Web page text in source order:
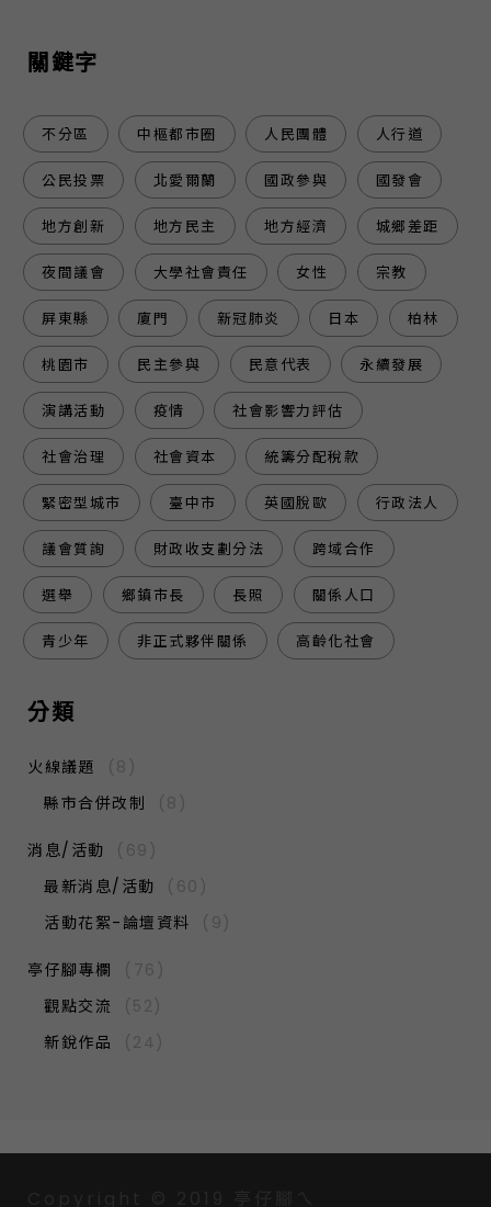
關鍵字
不分區 中樞都市圈 人民團體 人行道
公民投票 北愛爾蘭 國政參與 國發會
地方創新 地方民主 地方經濟 城鄉差距
夜間議會 大學社會責任 女性 宗教
屏東縣 廈門 新冠肺炎 日本 柏林
桃園市 民主參與 民意代表 永續發展
演講活動 疫情 社會影響力評估
社會治理 社會資本 統籌分配稅款
緊密型城市 臺中市 英國脫歐 行政法人
議會質詢 財政收支劃分法 跨域合作
選舉 鄉鎮市長 長照 關係人口
青少年 非正式夥伴關係 高齡化社會
分類
火線議題
(8)
縣市合併改制
(8)
消息/活動
(69)
最新消息/活動
(60)
活動花絮-論壇資料
(9)
亭仔腳專欄
(76)
觀點交流
(52)
新銳作品
(24)